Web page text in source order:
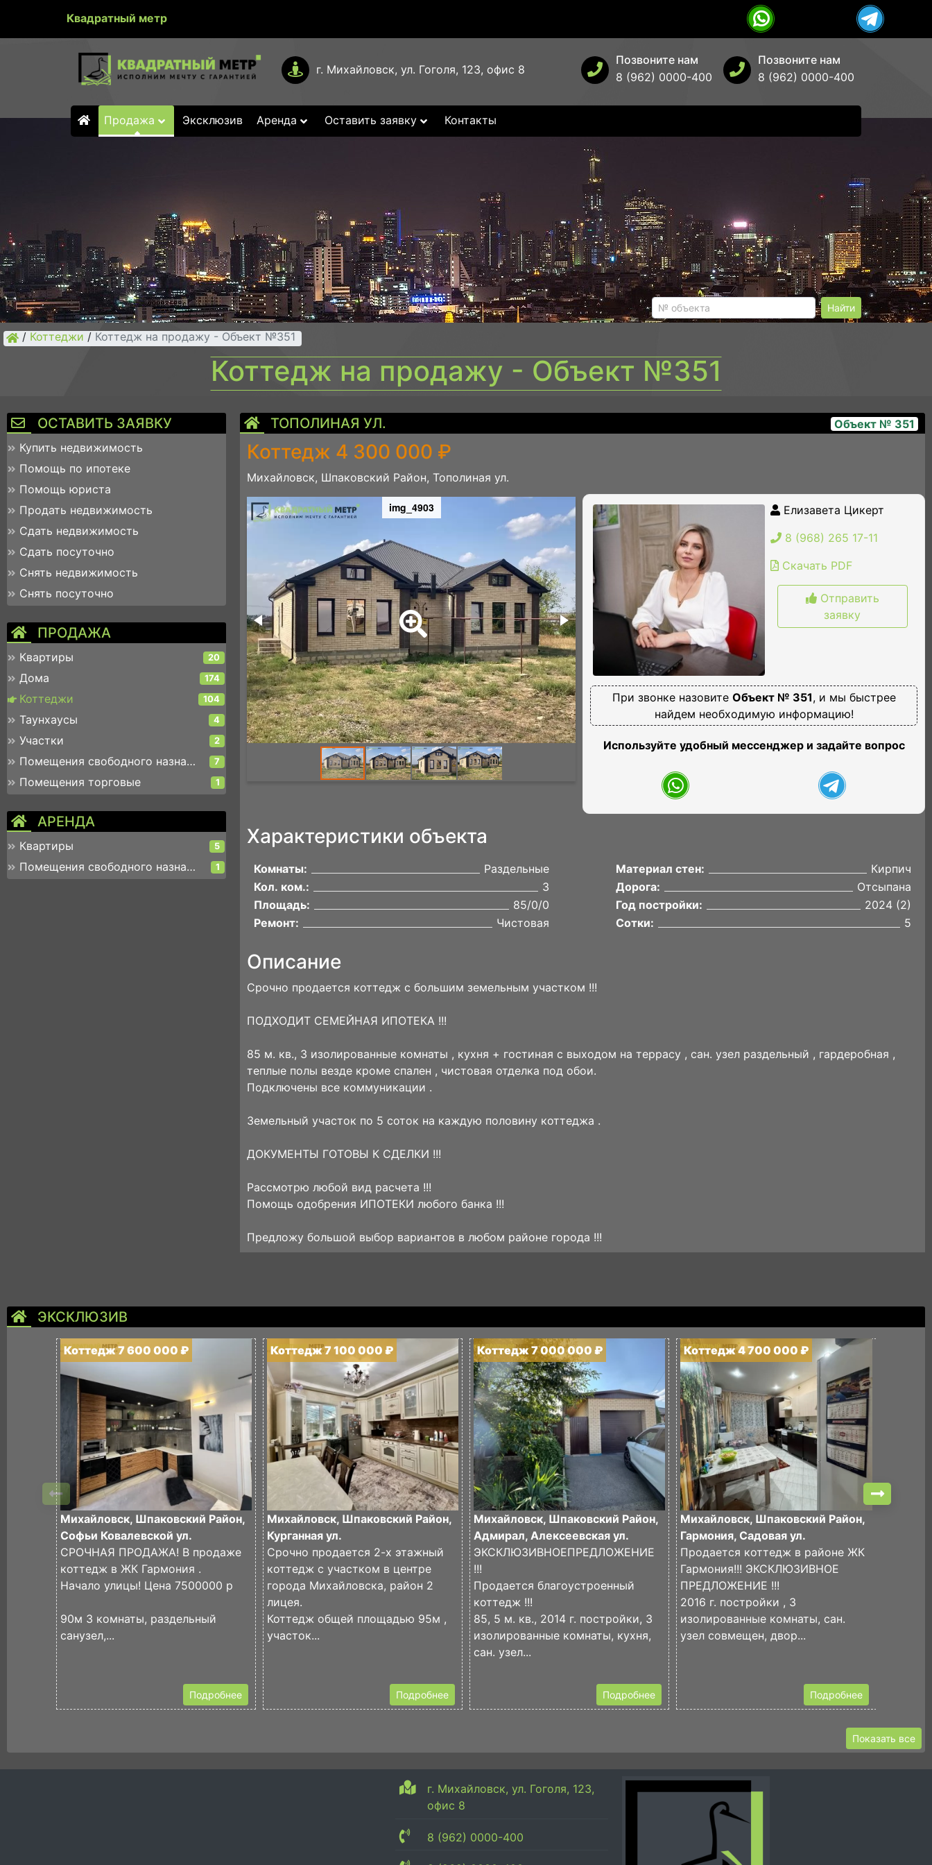
Квадратный метр
г. Михайловск, ул. Гоголя, 123, офис 8
Позвоните нам
8 (962) 0000-400
Позвоните нам
8 (962) 0000-400
Продажа Эксклюзив Аренда Оставить заявку Контакты
Найти
/ Коттеджи / Коттедж на продажу - Объект №351
Коттедж на продажу - Объект №351
ОСТАВИТЬ ЗАЯВКУ
Купить недвижимость
Помощь по ипотеке
Помощь юриста
Продать недвижимость
Сдать недвижимость
Сдать посуточно
Снять недвижимость
Снять посуточно
ПРОДАЖА
Квартиры 20
Дома 174
Коттеджи 104
Таунхаусы 4
Участки 2
Помещения свободного назначения 7
Помещения торговые 1
АРЕНДА
Квартиры 5
Помещения свободного назначения 1
ТОПОЛИНАЯ УЛ. Объект № 351
Коттедж 4 300 000 ₽
Михайловск, Шпаковский Район, Тополиная ул.
img_4903
img_4906 img_4904
Елизавета Цикерт
8 (968) 265 17-11
Скачать PDF
Отправить
заявку
При звонке назовите Объект № 351, и мы быстрее
найдем необходимую информацию!
Используйте удобный мессенджер и задайте вопрос
Характеристики объекта
Комнаты:
Раздельные
Кол. ком.:
3
Площадь:
85/0/0
Ремонт:
Чистовая
Материал стен:
Кирпич
Дорога:
Отсыпана
Год постройки:
2024 (2)
Сотки:
5
Описание
Срочно продается коттедж с большим земельным участком !!!
ПОДХОДИТ СЕМЕЙНАЯ ИПОТЕКА !!!
85 м. кв., 3 изолированные комнаты , кухня + гостиная с выходом на террасу , сан. узел раздельный , гардеробная ,
теплые полы везде кроме спален , чистовая отделка под обои.
Подключены все коммуникации .
Земельный участок по 5 соток на каждую половину коттеджа .
ДОКУМЕНТЫ ГОТОВЫ К СДЕЛКИ !!!
Рассмотрю любой вид расчета !!!
Помощь одобрения ИПОТЕКИ любого банка !!!
Предложу большой выбор вариантов в любом районе города !!!
ЭКСКЛЮЗИВ
Коттедж 7 600 000 ₽
Михайловск, Шпаковский Район,
Софьи Ковалевской ул.
СРОЧНАЯ ПРОДАЖА! В продаже
коттедж в ЖК Гармония .
Начало улицы! Цена 7500000 р
90м 3 комнаты, раздельный
санузел,...
Подробнее
Коттедж 7 100 000 ₽
Михайловск, Шпаковский Район,
Курганная ул.
Срочно продается 2-х этажный
коттедж с участком в центре
города Михайловска, район 2
лицея.
Коттедж общей площадью 95м ,
участок...
Подробнее
Коттедж 7 000 000 ₽
Михайловск, Шпаковский Район,
Адмирал, Алексеевская ул.
ЭКСКЛЮЗИВНОЕПРЕДЛОЖЕНИЕ
!!!
Продается благоустроенный
коттедж !!!
85, 5 м. кв., 2014 г. постройки, 3
изолированные комнаты, кухня,
сан. узел...
Подробнее
Коттедж 4 700 000 ₽
Михайловск, Шпаковский Район,
Гармония, Садовая ул.
Продается коттедж в районе ЖК
Гармония!!! ЭКСКЛЮЗИВНОЕ
ПРЕДЛОЖЕНИЕ !!!
2016 г. постройки , 3
изолированные комнаты, сан.
узел совмещен, двор...
Подробнее
Показать все
г. Михайловск, ул. Гоголя, 123,
офис 8
8 (962) 0000-400